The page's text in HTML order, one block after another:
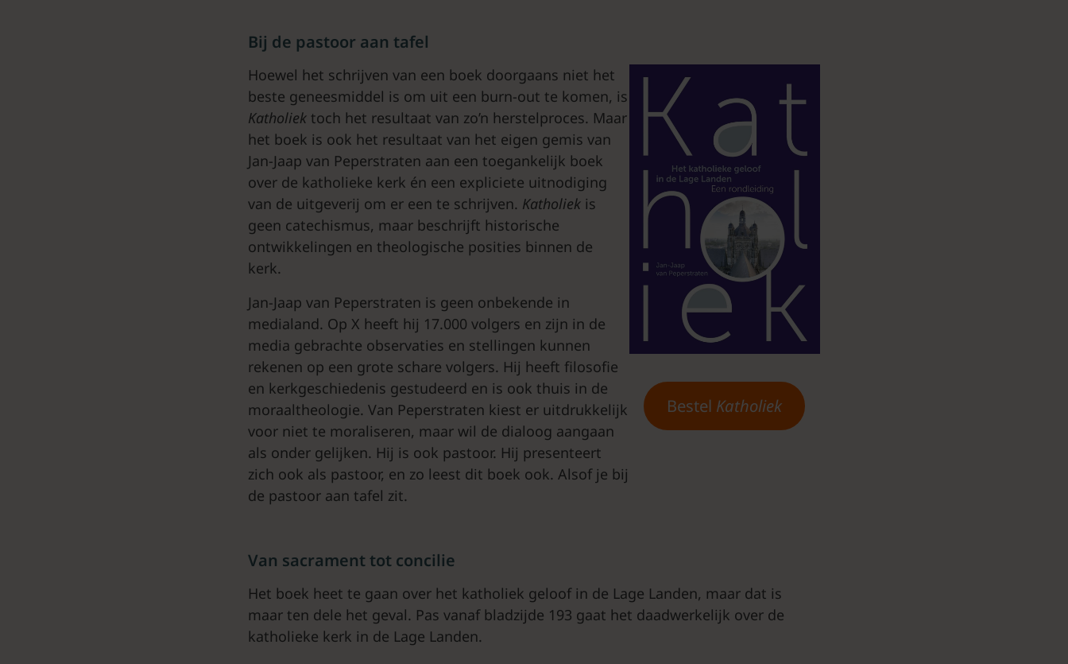
Bij de pastoor aan tafel
Hoewel het schrijven van een boek doorgaans niet het
beste geneesmiddel is om uit een burn-out te komen, is
Katholiek toch het resultaat van zo’n herstelproces. Maar
het boek is ook het resultaat van het eigen gemis van
Jan-Jaap van Peperstraten aan een toegankelijk boek
over de katholieke kerk én een expliciete uitnodiging
van de uitgeverij om er een te schrijven. Katholiek is
geen catechismus, maar beschrijft historische
ontwikkelingen en theologische posities binnen de
kerk.
Jan-Jaap van Peperstraten is geen onbekende in
medialand. Op X heeft hij 17.000 volgers en zijn in de
media gebrachte observaties en stellingen kunnen
rekenen op een grote schare volgers. Hij heeft filosofie
en kerkgeschiedenis gestudeerd en is ook thuis in de
moraaltheologie. Van Peperstraten kiest er uitdrukkelijk
voor niet te moraliseren, maar wil de dialoog aangaan
als onder gelijken. Hij is ook pastoor. Hij presenteert
zich ook als pastoor, en zo leest dit boek ook. Alsof je bij
de pastoor aan tafel zit.
Bestel Katholiek
Van sacrament tot concilie
Het boek heet te gaan over het katholiek geloof in de Lage Landen, maar dat is
maar ten dele het geval. Pas vanaf bladzijde 193 gaat het daadwerkelijk over de
katholieke kerk in de Lage Landen.